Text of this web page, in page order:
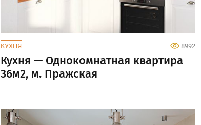
КУХНЯ 8992
Кухня — Однокомнатная квартира
36м2, м. Пражская